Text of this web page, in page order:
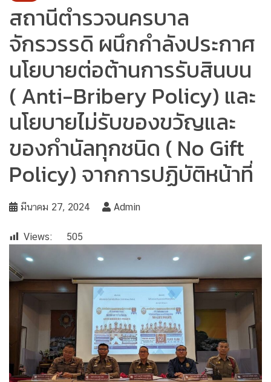
สถานีตำรวจนครบาล
จักรวรรดิ ผนึกกำลังประกาศ
นโยบายต่อต้านการรับสินบน
( Anti-Bribery Policy) และ
นโยบายไม่รับของขวัญและ
ของกำนัลทุกชนิด ( No Gift
Policy) จากการปฏิบัติหน้าที่
มีนาคม 27, 2024 Admin
Views: 505